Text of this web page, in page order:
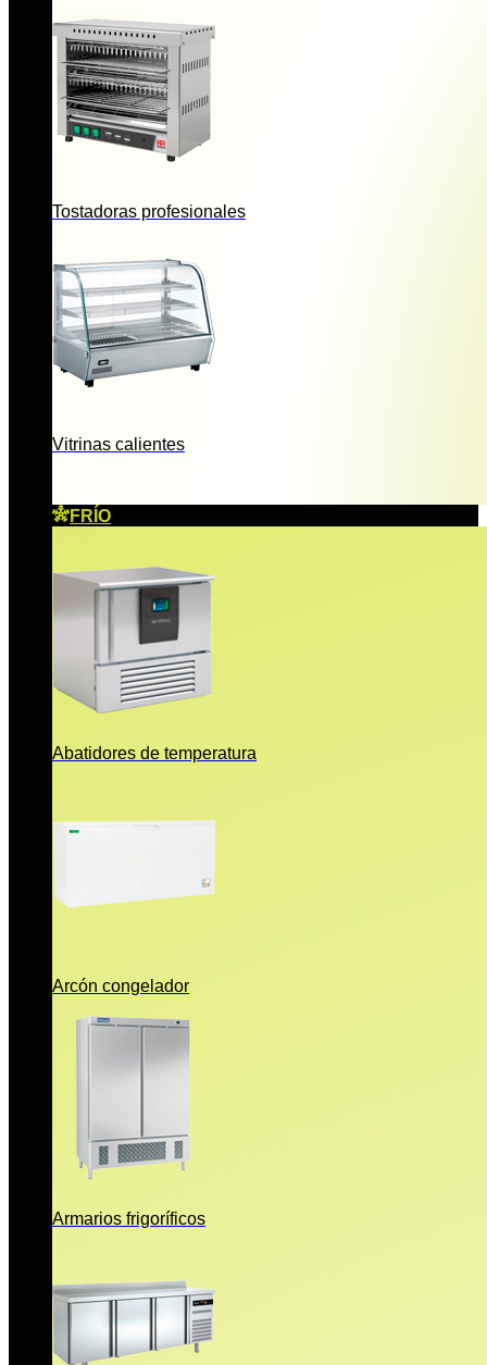
Tostadoras profesionales
Vitrinas calientes
FRÍO
Abatidores de temperatura
Arcón congelador
Armarios frigoríficos